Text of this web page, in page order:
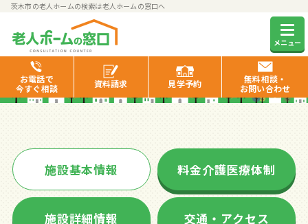
茨木市の老人ホームの検索は老人ホームの窓口へ
メニュー
お電話で
今すぐ相談
資料請求 見学予約
無料相談・
お問い合わせ
サンコティ茨木
施設基本情報 料金介護医療体制
施設詳細情報 交通・アクセス